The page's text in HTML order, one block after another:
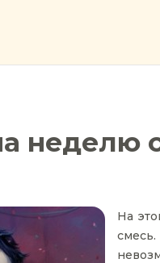
неделю
На